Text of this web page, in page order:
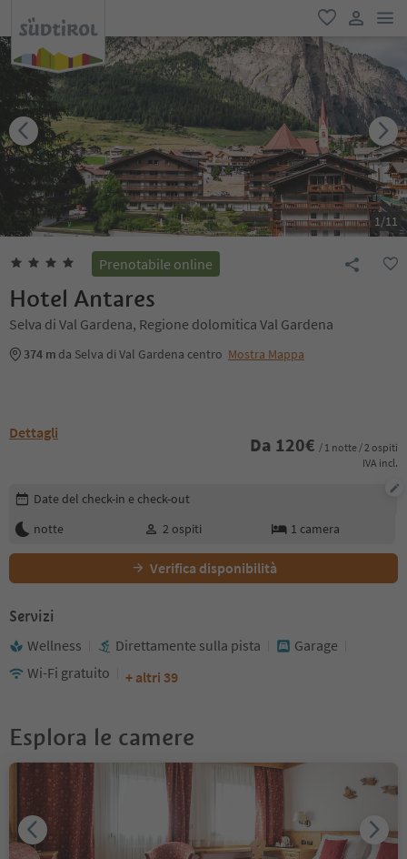
favoriti
1/11
Prenotabile online
Hotel Antares
Selva di Val Gardena, Regione dolomitica Val Gardena
374 m da Selva di Val Gardena centro Mostra Mappa
Dettagli
Da 120€ / 1 notte / 2 ospiti
IVA incl.
Modifica i dettagli della prenotazione
Date del check-in e check-out
notte
2 ospiti 1 camera
Verifica disponibilità
Servizi
Wellness Direttamente sulla pista
Garage
Wi-Fi gratuito
+ altri 39
Esplora le camere